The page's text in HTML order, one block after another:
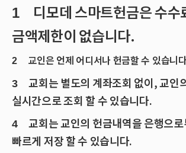
1디모데 스마트헌금은 수수
금액제한이 없습니다.
2교인은 언제 어디서나 헌금할 수 있습니
3교회는 별도의 계좌조회 없이, 교인
실시간으로 조회 할 수 있습니다.
4교회는 교인의 헌금내역을 은행으로
빠르게 저장 할 수 있습니다.